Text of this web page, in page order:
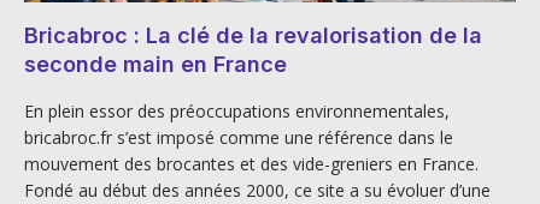
Bricabroc : La clé de la revalorisation de la
seconde main en France
En plein essor des préoccupations environnementales,
bricabroc.fr s’est imposé comme une référence dans le
mouvement des brocantes et des vide-greniers en France.
Fondé au début des années 2000, ce site a su évoluer d’une